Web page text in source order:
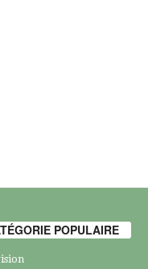
POPULAIRE